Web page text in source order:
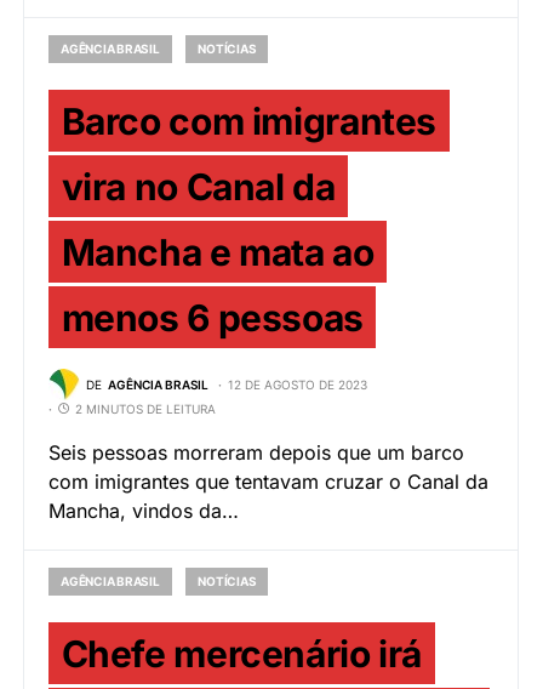
AGÊNCIA BRASIL NOTÍCIAS
Barco com imigrantes
vira no Canal da
Mancha e mata ao
menos 6 pessoas
DE AGÊNCIA BRASIL
12 DE AGOSTO DE 2023
2 MINUTOS DE LEITURA
Seis pessoas morreram depois que um barco
com imigrantes que tentavam cruzar o Canal da
Mancha, vindos da…
AGÊNCIA BRASIL NOTÍCIAS
Chefe mercenário irá